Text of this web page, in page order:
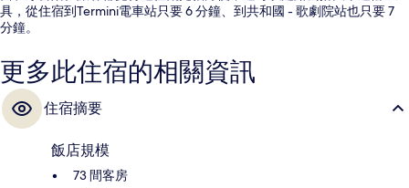
具，從住宿到Termini電車站只要 6 分鐘、到共和國 - 歌劇院站也只要 7
分鐘。
更多此住宿的相關資訊
住宿摘要
飯店規模
73 間客房